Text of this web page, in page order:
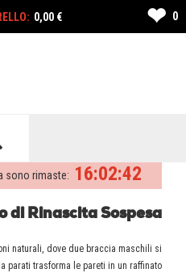
0,00 € ❤ 0
16:02:42
sono rimaste:
di Rinascita Sospesa
naturali, dove due braccia maschili si
parati trasforma le pareti in un raffinato